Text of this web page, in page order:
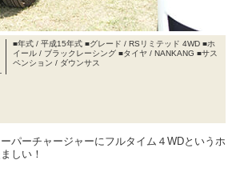
■年式 / 平成15年式 ■グレード / RSリミテッド 4WD ■ホ
イール / ブラックレーシング ■タイヤ / NANKANG ■サス
ペンション / ダウンサス
パーチャージャーにフルタイム４WDというホ
しい！